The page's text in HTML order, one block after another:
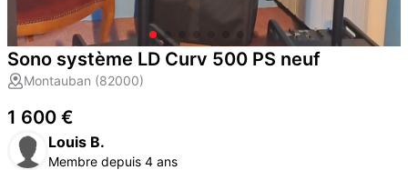
Sono système LD Curv 500 PS neuf
Montauban (82000)
1 600 €
Louis B.
Membre depuis 4 ans